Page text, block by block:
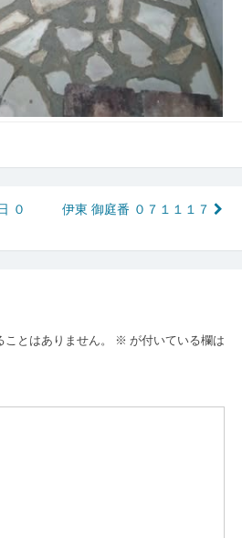
０
伊東 御庭番 ０７１１１７
とはありません。 ※ が付いている欄は